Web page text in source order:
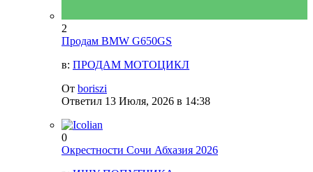
2
Продам BMW G650GS
в: ПРОДАМ МОТОЦИКЛ
От boriszi
Ответил 13 Июля, 2026 в 14:38
0
Окрестности Сочи Абхазия 2026